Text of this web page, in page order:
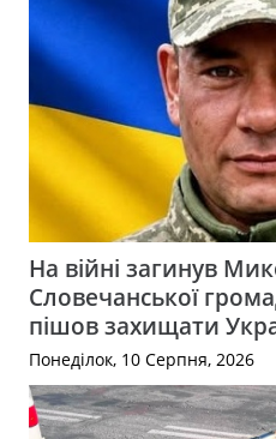
На війні загинув
Словечанської
пішов захищати
Понеділок, 10 Серпня, 2026